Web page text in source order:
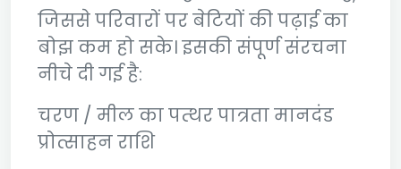
जिससे परिवारों पर बेटियों की पढ़ाई का
बोझ कम हो सके। इसकी संपूर्ण संरचना
नीचे दी गई है:
चरण / मील का पत्थर पात्रता मानदंड
प्रोत्साहन राशि